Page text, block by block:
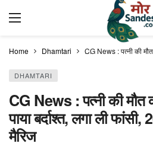
Home Dhamtari CG News : पत्नी की
DHAMTARI
CG News : पत्नी की मौत
पाया बर्दाश्त, लगा ली
मैरिज